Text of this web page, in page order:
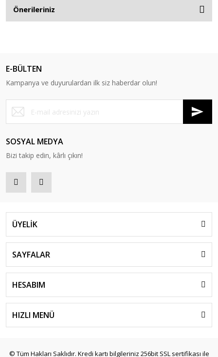
Önerileriniz
E-BÜLTEN
Kampanya ve duyurulardan ilk siz haberdar olun!
SOSYAL MEDYA
Bizi takip edin, kârlı çıkın!
ÜYELİK
SAYFALAR
HESABIM
HIZLI MENÜ
© Tüm Hakları Saklıdır. Kredi kartı bilgileriniz 256bit SSL sertifikası ile